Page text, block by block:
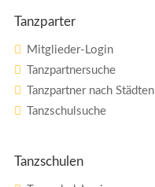
Tanzparter
Mitglieder-Login
Tanzpartnersuche
Tanzpartner nach Städten
Tanzschulsuche
Tanzschulen